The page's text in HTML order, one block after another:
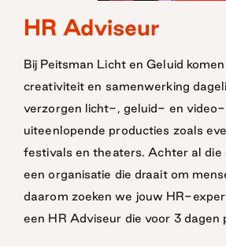
HR Adviseur
Bij Peitsman Licht en Geluid
creativiteit en samenwerking
verzorgen licht-, geluid- en
uiteenlopende producties zoals
festivals en theaters. Achter al die
een organisatie die draait om
daarom zoeken we jouw HR-
een HR Adviseur die voor 3 dagen